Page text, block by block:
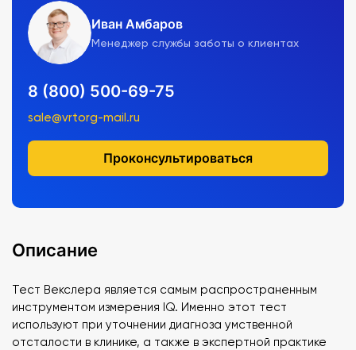
Иван Амбаров
Менеджер службы заботы о клиентах
8 (800) 500-69-75
sale@vrtorg-mail.ru
Проконсультироваться
Описание
Тест Векслера является самым распространенным
инструментом измерения IQ. Именно этот тест
используют при уточнении диагноза умственной
отсталости в клинике, а также в экспертной практике